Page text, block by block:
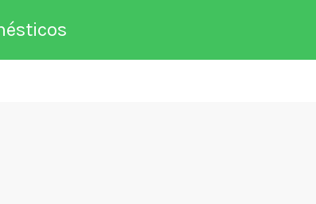
relacionadas con